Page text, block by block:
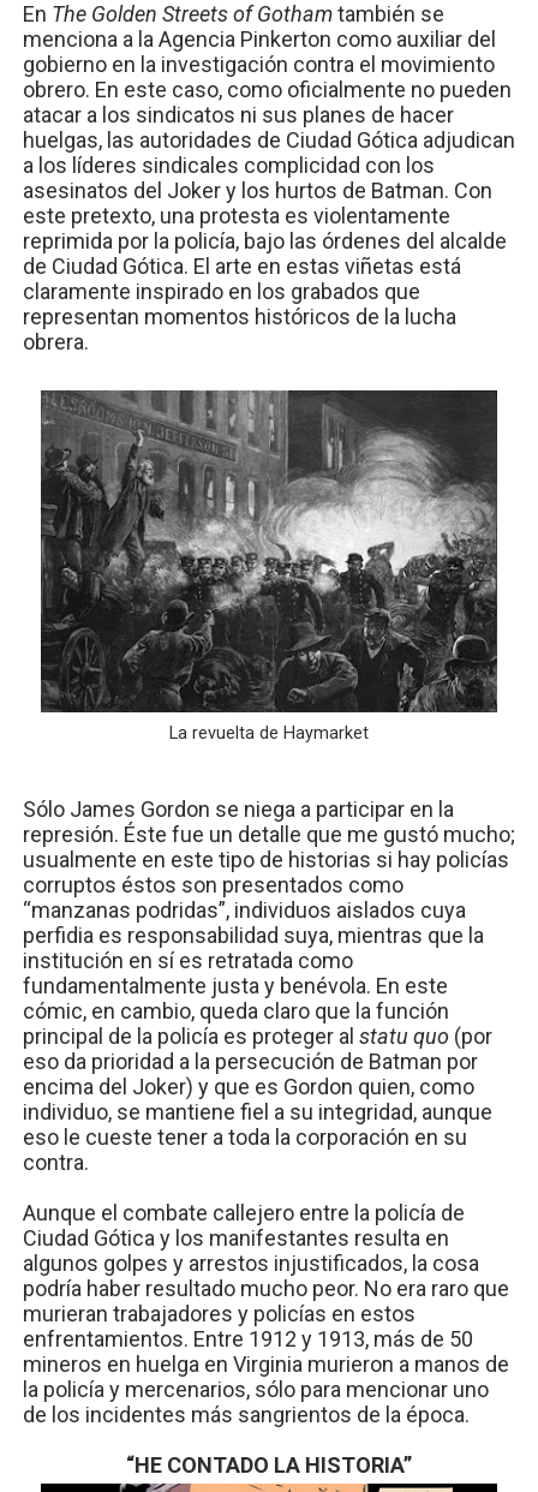
En The Golden Streets of Gothamtambién se
menciona a la Agencia Pinkerton como auxiliar del
gobierno en la investigación contra el movimiento
obrero. En este caso, como oficialmente no pueden
atacar a los sindicatos ni sus planes de hacer
huelgas, las autoridades de Ciudad Gótica adjudican
a los líderes sindicales complicidad con los
asesinatos del Joker y los hurtos de Batman. Con
este pretexto, una protesta es violentamente
reprimida por la policía, bajo las órdenes del alcalde
de Ciudad Gótica. El arte en estas viñetas está
claramente inspirado en los grabados que
representan momentos históricos de la lucha
obrera.
La revuelta de Haymarket
Sólo James Gordon se niega a participar en la
represión. Éste fue un detalle que me gustó mucho;
usualmente en este tipo de historias si hay policías
corruptos éstos son presentados como
“manzanas podridas”, individuos aislados cuya
perfidia es responsabilidad suya, mientras que la
institución en sí es retratada como
fundamentalmente justa y benévola. En este
cómic, en cambio, queda claro que la función
principal de la policía es proteger al statu quo(por
eso da prioridad a la persecución de Batman por
encima del Joker) y que es Gordon quien, como
individuo, se mantiene fiel a su integridad, aunque
eso le cueste tener a toda la corporación en su
contra.
Aunque el combate callejero entre la policía de
Ciudad Gótica y los manifestantes resulta en
algunos golpes y arrestos injustificados, la cosa
podría haber resultado mucho peor. No era raro que
murieran trabajadores y policías en estos
enfrentamientos. Entre 1912 y 1913, más de 50
mineros en huelga en Virginia murieron a manos de
la policía y mercenarios, sólo para mencionar uno
de los incidentes más sangrientos de la época.
“HE CONTADO LA HISTORIA”